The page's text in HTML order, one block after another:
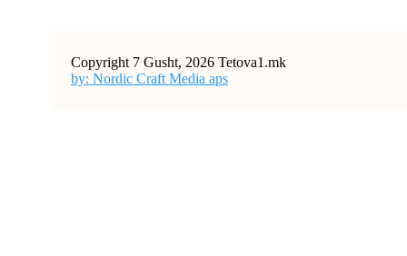
Copyright 7 Gusht, 2026 Tetova1.mk
by: Nordic Craft Media aps